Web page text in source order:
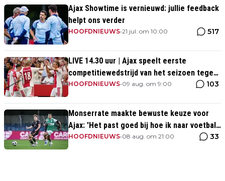
Ajax Showtime is vernieuwd: jullie feedback
helpt ons verder
HOOFDNIEUWS•21 jul. om 10:00 517
LIVE 14.30 uur | Ajax speelt eerste
competitiewedstrijd van het seizoen tegen
PEC Zwolle
HOOFDNIEUWS•09 aug. om 9:00 103
Monserrate maakte bewuste keuze voor
Ajax: 'Het past goed bij hoe ik naar voetbal
kijk’
HOOFDNIEUWS•08 aug. om 21:00 33